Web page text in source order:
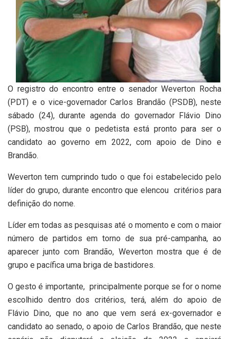
O registro do encontro entre o senador Weverton Rocha
(PDT) e o vice-governador Carlos Brandão (PSDB), neste
sábado (24), durante agenda do governador Flávio Dino
(PSB), mostrou que o pedetista está pronto para ser o
candidato ao governo em 2022, com apoio de Dino e
Brandão.
Weverton tem cumprindo tudo o que foi estabelecido pelo
líder do grupo, durante encontro que elencou critérios para
definição do nome.
Líder em todas as pesquisas até o momento e com o maior
número de partidos em torno de sua pré-campanha, ao
aparecer junto com Brandão, Weverton mostra que é de
grupo e pacífica uma briga de bastidores.
O gesto é importante, principalmente porque se for o nome
escolhido dentro dos critérios, terá, além do apoio de
Flávio Dino, que no ano que vem será ex-governador e
candidato ao senado, o apoio de Carlos Brandão, que neste